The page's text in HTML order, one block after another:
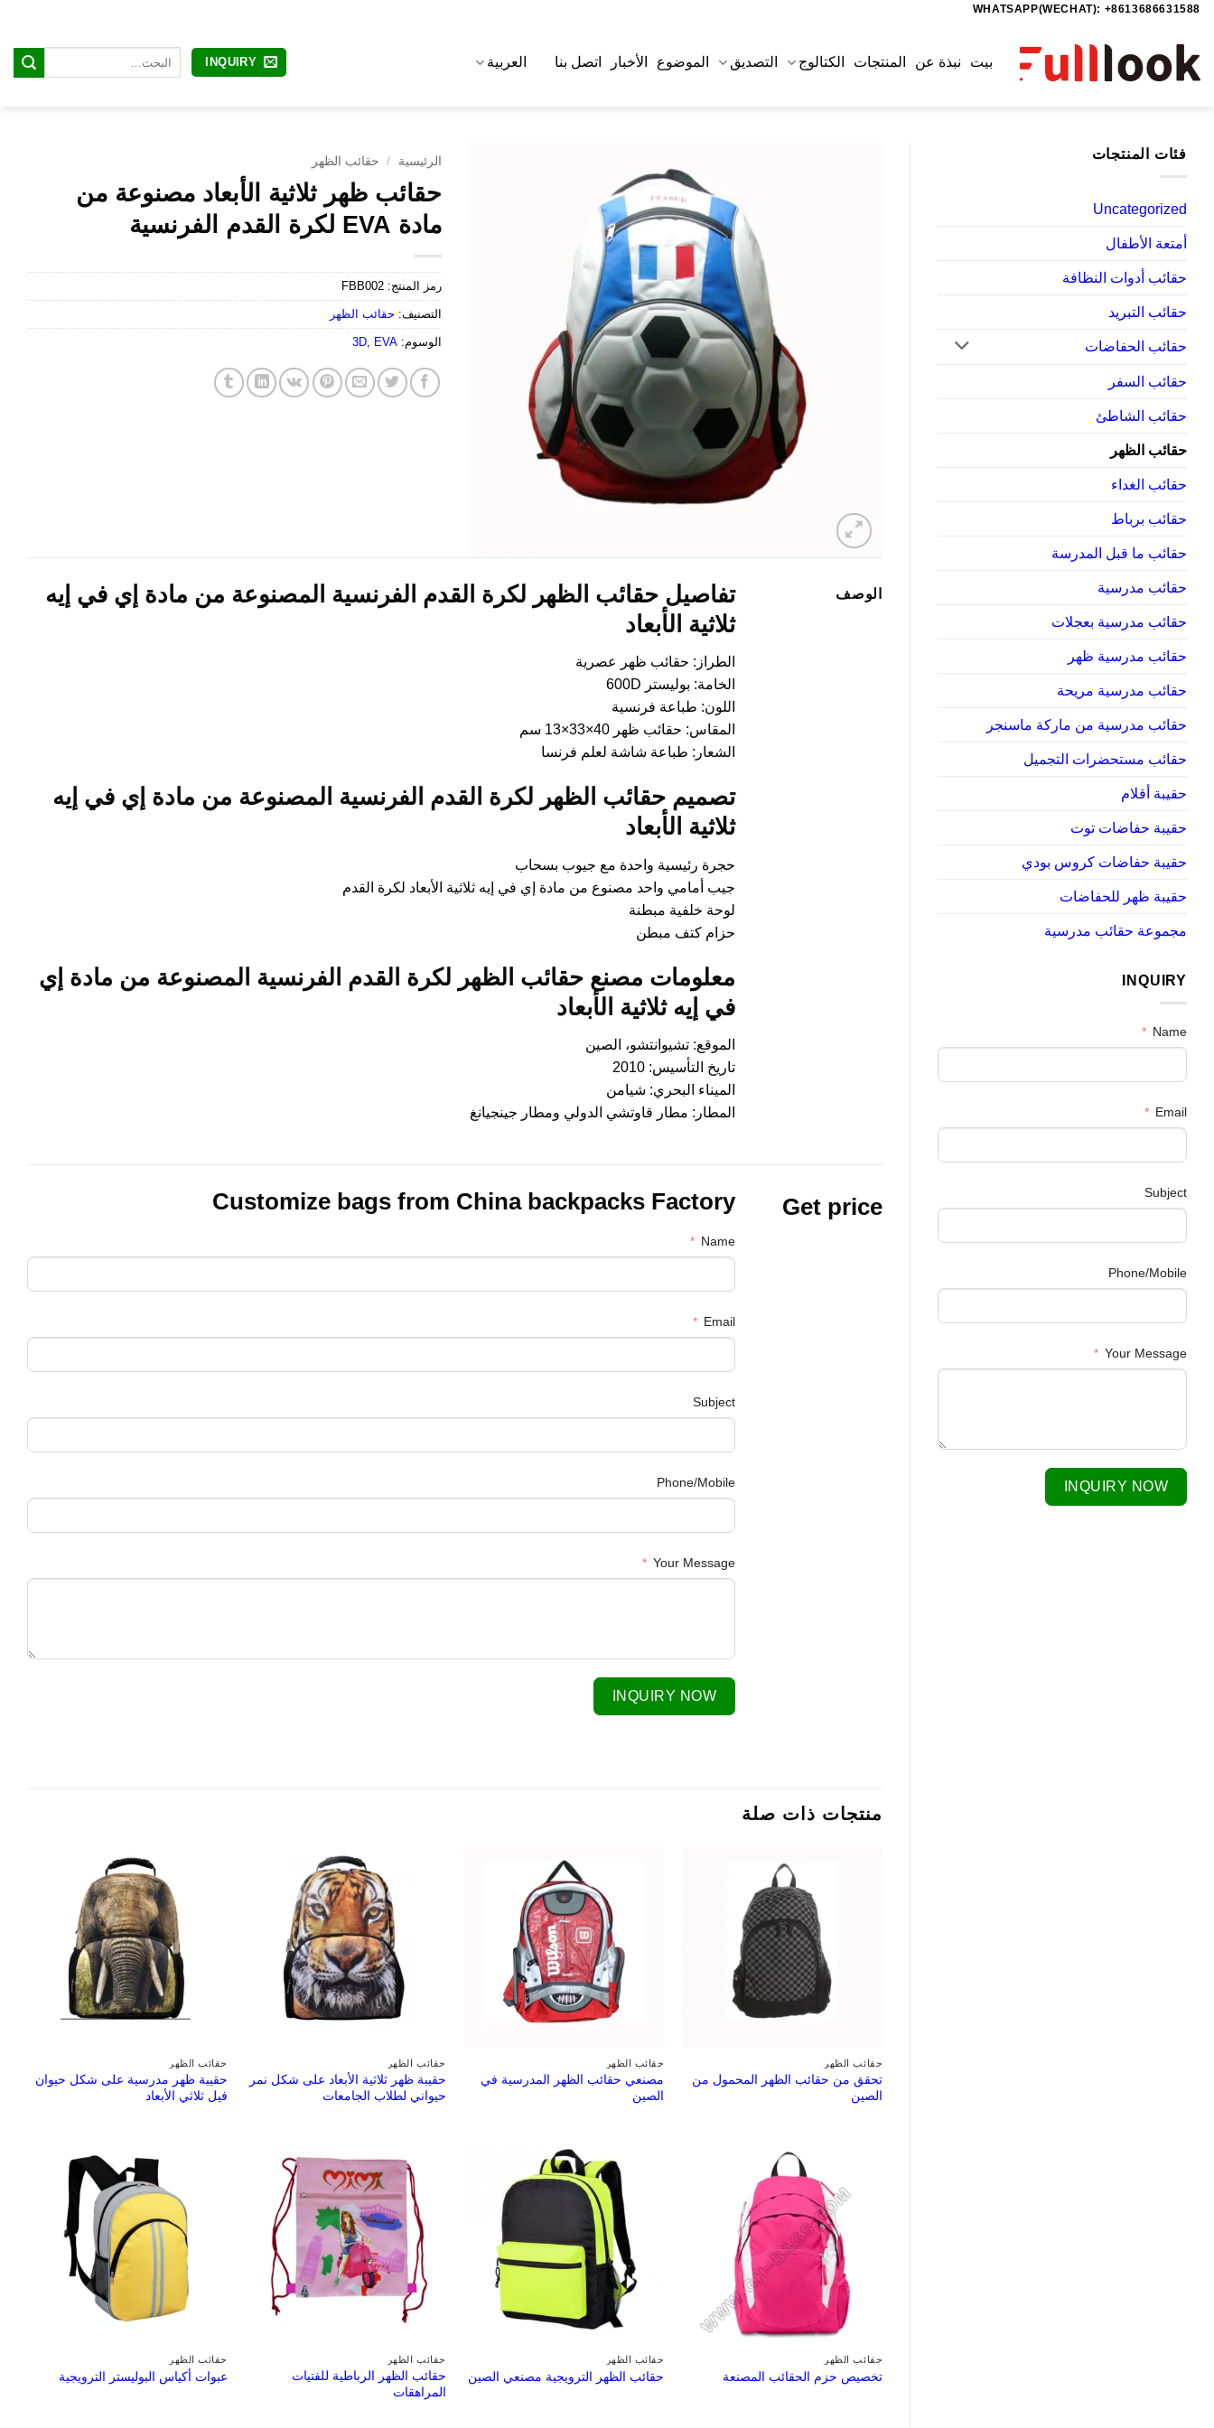
تخطي
WHATSAPP(WECHAT): +8613686631588
بيت نبذة عن المنتجات الكتالوج التصديق الموضوع الأخبار اتصل بنا العربية INQUIRY
فئات المنتجات
Uncategorized
أمتعة الأطفال
حقائب أدوات النظافة
حقائب التبريد
حقائب الحفاضات
حقائب السفر
حقائب الشاطئ
حقائب الظهر
حقائب الغداء
حقائب برباط
حقائب ما قبل المدرسة
حقائب مدرسية
حقائب مدرسية بعجلات
حقائب مدرسية ظهر
حقائب مدرسية مريحة
حقائب مدرسية من ماركة ماسنجر
حقائب مستحضرات التجميل
حقيبة أقلام
حقيبة حفاضات توت
حقيبة حفاضات كروس بودي
حقيبة ظهر للحفاضات
مجموعة حقائب مدرسية
INQUIRY
Name
Email
Subject
Phone/Mobile
Your Message
INQUIRY NOW
الرئيسية / حقائب الظهر
حقائب ظهر ثلاثية الأبعاد مصنوعة من
مادة EVA لكرة القدم الفرنسية
رمز المنتج:FBB002
التصنيف: حقائب الظهر
الوسوم: 3D, EVA
الوصف
تفاصيل حقائب الظهر لكرة القدم الفرنسية المصنوعة من مادة إي في إيه
ثلاثية الأبعاد
الطراز: حقائب ظهر عصرية
الخامة: بوليستر 600D
اللون: طباعة فرنسية
المقاس: حقائب ظهر 40×33×13 سم
الشعار: طباعة شاشة لعلم فرنسا
تصميم حقائب الظهر لكرة القدم الفرنسية المصنوعة من مادة إي في إيه
ثلاثية الأبعاد
حجرة رئيسية واحدة مع جيوب بسحاب
جيب أمامي واحد مصنوع من مادة إي في إيه ثلاثية الأبعاد لكرة القدم
لوحة خلفية مبطنة
حزام كتف مبطن
معلومات مصنع حقائب الظهر لكرة القدم الفرنسية المصنوعة من مادة إي
في إيه ثلاثية الأبعاد
الموقع: تشيوانتشو، الصين
تاريخ التأسيس: 2010
الميناء البحري: شيامن
المطار: مطار قاوتشي الدولي ومطار جينجيانغ
Get price
Customize bags from China backpacks Factory
Name
Email
Subject
Phone/Mobile
Your Message
INQUIRY NOW
منتجات ذات صلة
حقائب الظهر
تحقق من حقائب الظهر المحمول من
الصين
حقائب الظهر
مصنعي حقائب الظهر المدرسية في
الصين
حقائب الظهر
حقيبة ظهر ثلاثية الأبعاد على شكل نمر
حيواني لطلاب الجامعات
حقائب الظهر
حقيبة ظهر مدرسية على شكل حيوان
فيل ثلاثي الأبعاد
حقائب الظهر
تخصيص حزم الحقائب المصنعة
حقائب الظهر
حقائب الظهر الترويجية مصنعي الصين
حقائب الظهر
حقائب الظهر الرباطية للفتيات
المراهقات
حقائب الظهر
عبوات أكياس البوليستر الترويجية